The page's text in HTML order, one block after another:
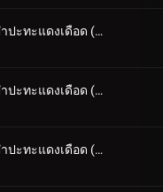
ตอนที่ 545 ดำปะทะแดงเดือด (ตอน 8)
ตอนที่ 546 ดำปะทะแดงเดือด (ตอน 9)
ตอนที่ 547 ดำปะทะแดงเดือด (ตอน 10)